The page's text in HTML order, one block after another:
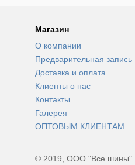
Магазин
О компании
Предварительная запись
Доставка и оплата
Клиенты о нас
Контакты
Галерея
ОПТОВЫМ КЛИЕНТАМ
© 2019, ООО "Все